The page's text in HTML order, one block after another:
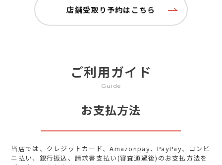
店舗受取り予約はこちら
ご利用ガイド
Guide
お支払方法
当店では、クレジットカード、Amazonpay、PayPay、コンビ
ニ払い、銀行振込、請求書支払い(審査通過後)のお支払方法を